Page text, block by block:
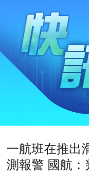
一航班在推出
測報警 國航：